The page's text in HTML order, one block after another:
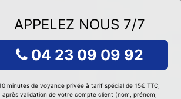
APPELEZ NOUS 7/7
04 23 09 09 92
minutes de voyance privée à tarif spécial de 15€ TTC,
après validation de votre compte client (nom, prénom,